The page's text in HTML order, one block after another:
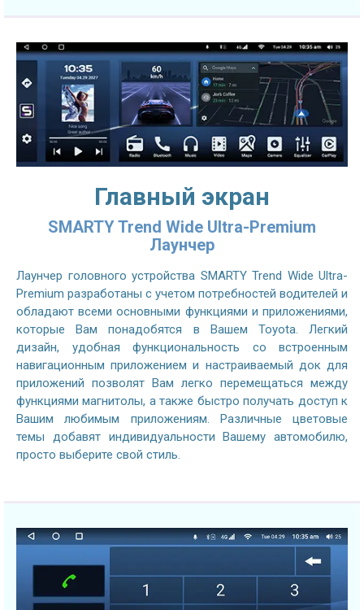
Главный экран
SMARTY Trend Wide Ultra-Premium
Лаунчер
Лаунчер головного устройства SMARTY Trend Wide Ultra-
Premium разработаны с учетом потребностей водителей и
обладают всеми основными функциями и приложениями,
которые Вам понадобятся в Вашем Toyota. Легкий
дизайн, удобная функциональность со встроенным
навигационным приложением и настраиваемый док для
приложений позволят Вам легко перемещаться между
функциями магнитолы, а также быстро получать доступ к
Вашим любимым приложениям. Различные цветовые
темы добавят индивидуальности Вашему автомобилю,
просто выберите свой стиль.